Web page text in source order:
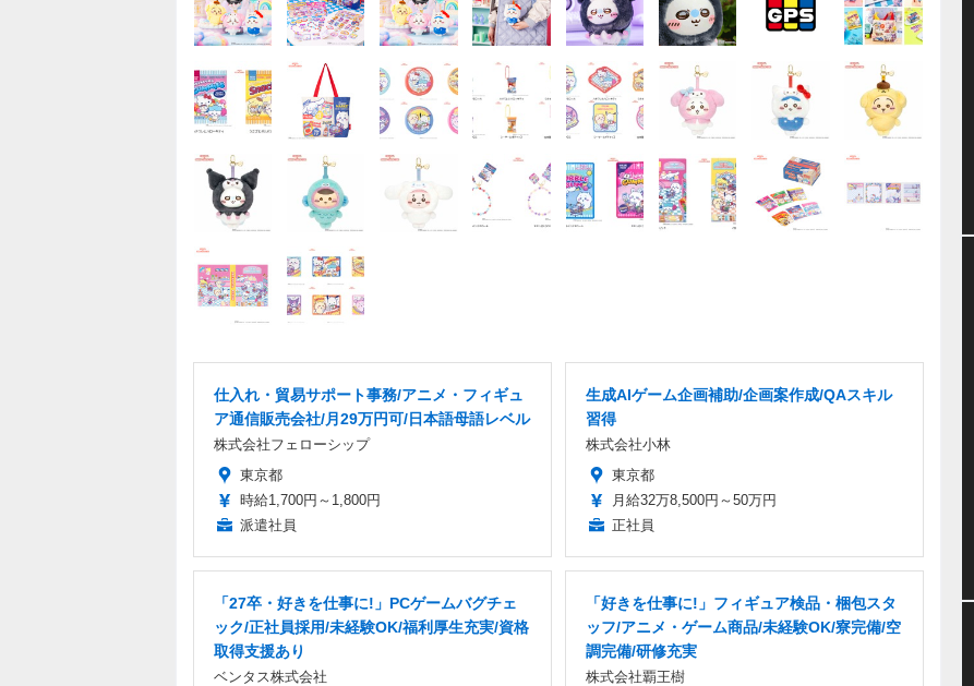
仕入れ・貿易サポート事務/アニメ・フィギュ
ア通信販売会社/月29万円可/日本語母語レベル
株式会社フェローシップ
東京都
時給1,700円～1,800円
派遣社員
生成AIゲーム企画補助/企画案作成/QAスキル
習得
株式会社小林
東京都
月給32万8,500円～50万円
正社員
「27卒・好きを仕事に!」PCゲームバグチェ
ック/正社員採用/未経験OK/福利厚生充実/資格
取得支援あり
ベンタス株式会社
「好きを仕事に!」フィギュア検品・梱包スタ
ッフ/アニメ・ゲーム商品/未経験OK/寮完備/空
調完備/研修充実
株式会社覇王樹